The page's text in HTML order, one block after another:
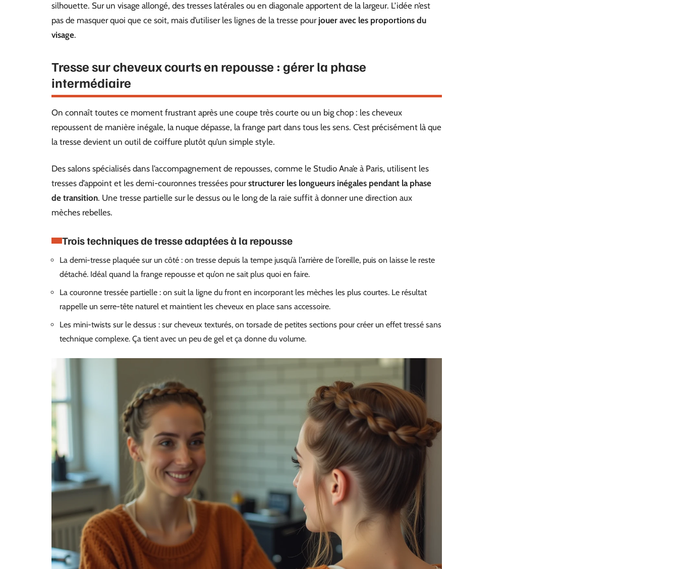
silhouette. Sur un visage allongé, des tresses latérales ou en diagonale apportent de la largeur. L’idée n’est
pas de masquer quoi que ce soit, mais d’utiliser les lignes de la tresse pour jouer avec les proportions du
visage.
Tresse sur cheveux courts en repousse : gérer la phase
intermédiaire
On connaît toutes ce moment frustrant après une coupe très courte ou un big chop : les cheveux
repoussent de manière inégale, la nuque dépasse, la frange part dans tous les sens. C’est précisément là que
la tresse devient un outil de coiffure plutôt qu’un simple style.
Des salons spécialisés dans l’accompagnement de repousses, comme le Studio Ana’e à Paris, utilisent les
tresses d’appoint et les demi-couronnes tressées pourstructurer les longueurs inégales pendant la phase
de transition. Une tresse partielle sur le dessus ou le long de la raie suffit à donner une direction aux
mèches rebelles.
Trois techniques de tresse adaptées à la repousse
La demi-tresse plaquée sur un côté : on tresse depuis la tempe jusqu’à l’arrière de l’oreille, puis on laisse le reste
détaché. Idéal quand la frange repousse et qu’on ne sait plus quoi en faire.
La couronne tressée partielle : on suit la ligne du front en incorporant les mèches les plus courtes. Le résultat
rappelle un serre-tête naturel et maintient les cheveux en place sans accessoire.
Les mini-twists sur le dessus : sur cheveux texturés, on torsade de petites sections pour créer un effet tressé sans
technique complexe. Ça tient avec un peu de gel et ça donne du volume.